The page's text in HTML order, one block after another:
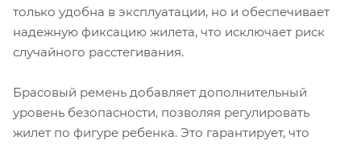
только удобна в эксплуатации, но и обеспечивает
надежную фиксацию жилета, что исключает риск
случайного расстегивания.
Брасовый ремень добавляет дополнительный
уровень безопасности, позволяя регулировать
жилет по фигуре ребенка. Это гарантирует, что